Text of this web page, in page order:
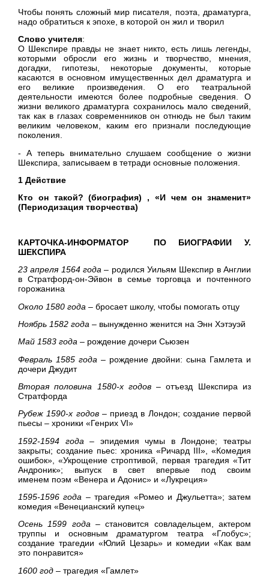
Чтобы понять сложный мир писателя, поэта, драматурга,
надо обратиться к эпохе, в которой он жил и творил
Слово учителя:
О Шекспире правды не знает никто, есть лишь легенды,
которыми обросли его жизнь и творчество, мнения,
догадки, гипотезы, некоторые документы, которые
касаются в основном имущественных дел драматурга и
его великие произведения. О его театральной
деятельности имеются более подробные сведения. О
жизни великого драматурга сохранилось мало сведений,
так как в глазах современников он отнюдь не был таким
великим человеком, каким его признали последующие
поколения.
- А теперь внимательно слушаем сообщение о жизни
Шекспира, записываем в тетради основные положения.
1 Действие
Кто он такой? (биография) , «И чем он знаменит»
(Периодизация творчества)
КАРТОЧКА-ИНФОРМАТОР ПО БИОГРАФИИ У.
ШЕКСПИРА
23 апреля 1564 года – родился Уильям Шекспир в Англии
в Стратфорд-он-Эйвон в семье торговца и почтенного
горожанина
Около 1580 года – бросает школу, чтобы помогать отцу
Ноябрь 1582 года – вынужденно женится на Энн Хэтэуэй
Май 1583 года – рождение дочери Сьюзен
Февраль 1585 года – рождение двойни: сына Гамлета и
дочери Джудит
Вторая половина 1580-х годов– отъезд Шекспира из
Стратфорда
Рубеж 1590-х годов– приезд в Лондон; создание первой
пьесы – хроники «Генрих VI»
1592-1594 года – эпидемия чумы в Лондоне; театры
закрыты; создание пьес: хроника «Ричард III», «Комедия
ошибок», «Укрощение строптивой, первая трагедия «Тит
Андроник»; выпуск в свет впервые под своим
именем поэм «Венера и Адонис» и «Лукреция»
1595-1596 года – трагедия «Ромео и Джульетта»; затем
комедия «Венецианский купец»
Осень 1599 года– становится совладельцем, актером
труппы и основным драматургом театра «Глобус»;
создание трагедии «Юлий Цезарь» и комедии «Как вам
это понравится»
1600 год – трагедия «Гамлет»